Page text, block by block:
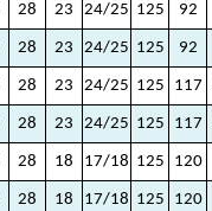
28 23 24/25 125 92
28 23 24/25 125 92
28 23 24/25 125 117
28 23 24/25 125 117
28 18 17/18 125 120
28 18 17/18 125 120